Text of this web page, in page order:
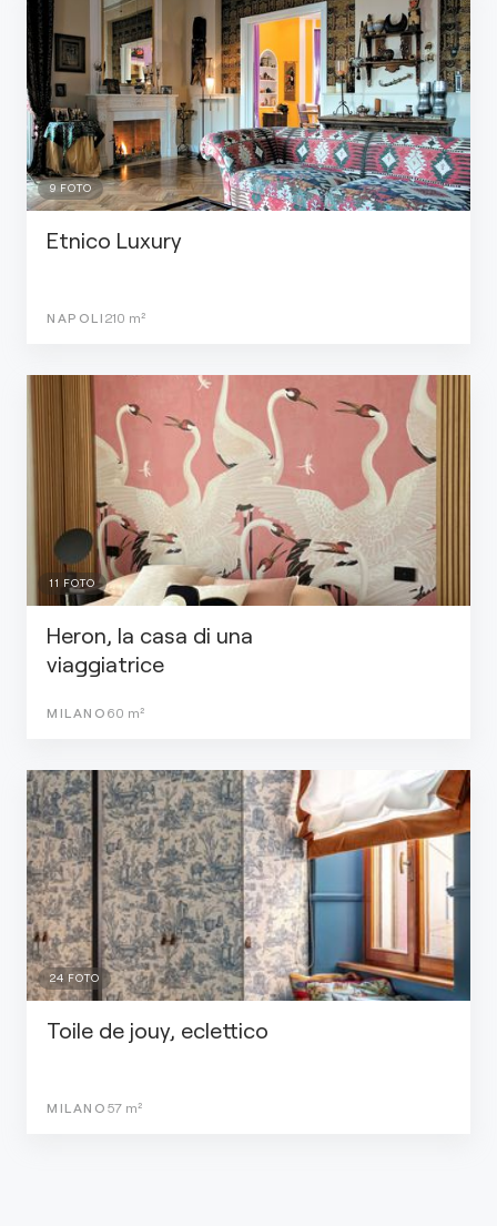
9FOTO
Etnico Luxury
NAPOLI 210 m²
11 FOTO
Heron, la casa di una
viaggiatrice
MILANO 60 m²
24 FOTO
Toile de jouy, eclettico
MILANO 57 m²